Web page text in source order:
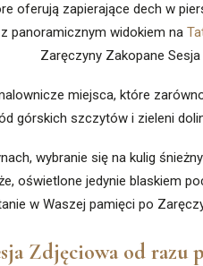
oferują zapierające dech w
panoramicznym widokiem na
Zaręczyny Zakopane
miejsca, które
górskich szczytów i zieleni
wybranie się na kulig
oświetlone jedynie blaskiem
w Waszej pamięci po
Zdjęciowa od razu